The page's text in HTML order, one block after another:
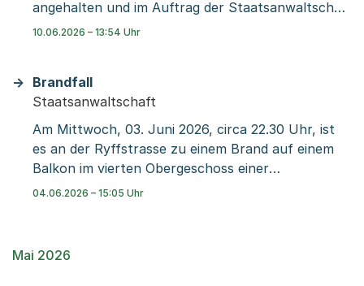
angehalten und im Auftrag der Staatsanwaltschaft
Basel-Stadt festgenommen. Diese wird dem
10.06.2026 – 13:54 Uhr
Brandfall
Staatsanwaltschaft
Am Mittwoch, 03. Juni 2026, circa 22.30 Uhr, ist
es an der Ryffstrasse zu einem Brand auf einem
Balkon im vierten Obergeschoss einer
Liegenschaft gekommen. Ein Bewohner löschte
Verletzt wurde niemand.
04.06.2026 – 15:05 Uhr
Mai 2026